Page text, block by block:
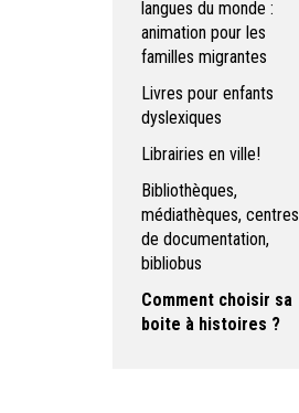
langues du monde :
animation pour les
familles migrantes
Livres pour enfants
dyslexiques
Librairies en ville!
Bibliothèques,
médiathèques, centres
de documentation,
bibliobus
Comment choisir sa
boite à histoires ?